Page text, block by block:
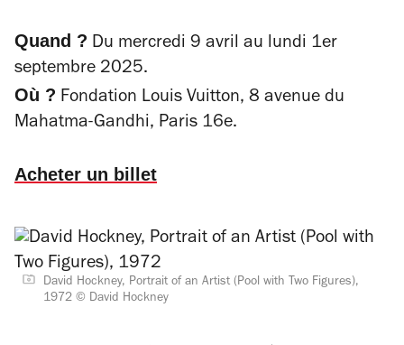
Quand ? Du mercredi 9 avril au lundi 1er
septembre 2025.
Où ? Fondation Louis Vuitton, 8 avenue du
Mahatma-Gandhi, Paris 16e.
Acheter un billet
David Hockney, Portrait of an Artist (Pool with Two Figures),
1972 © David Hockney